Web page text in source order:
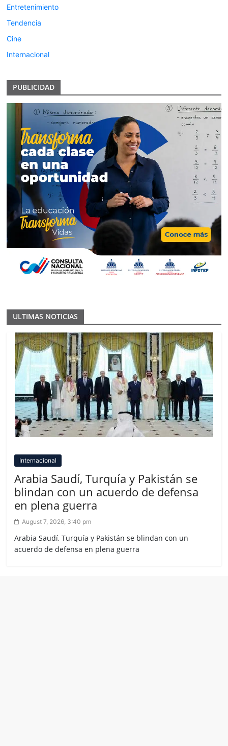
Entretenimiento
Tendencia
Cine
Internacional
PUBLICIDAD
ULTIMAS NOTICIAS
Internacional
Arabia Saudí, Turquía y Pakistán se
blindan con un acuerdo de defensa
en plena guerra
August 7, 2026, 3:40 pm
Arabia Saudí, Turquía y Pakistán se blindan con un
acuerdo de defensa en plena guerra